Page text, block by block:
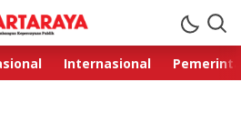
Internasional